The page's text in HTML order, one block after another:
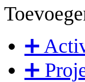
➕
➕